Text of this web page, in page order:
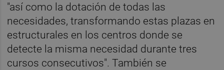
"así como la dotación de todas las
necesidades, transformando estas plazas en
estructurales en los centros donde se
detecte la misma necesidad durante tres
cursos consecutivos". También se